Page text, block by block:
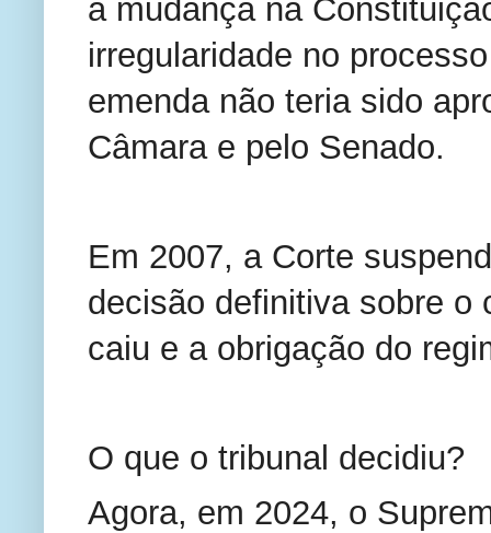
a mudança na
irregularidade no
emenda não teria sido
Câmara e pelo Senado.
Em 2007, a Corte
decisão definitiva sobre o
caiu e a obrigação do
O que o tribunal decidiu?
Agora, em 2024, o